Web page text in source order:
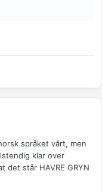
språket vårt, men
klar over
det står HAVRE GRYN